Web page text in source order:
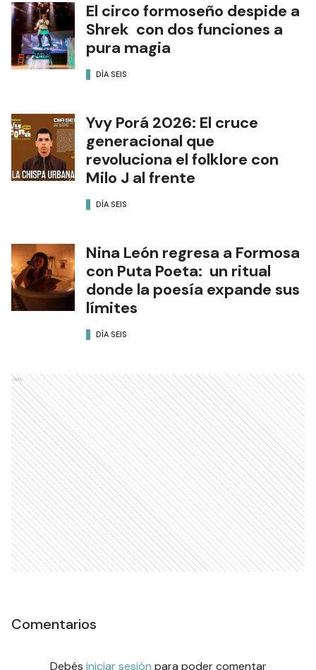
El circo formoseño despide a
Shrek con dos funciones a
pura magia
DÍA SEIS
Yvy Porá 2026: El cruce
generacional que
revoluciona el folklore con
Milo J al frente
DÍA SEIS
Nina León regresa a Formosa
con Puta Poeta: un ritual
donde la poesía expande sus
límites
DÍA SEIS
Ads
Comentarios
Debés iniciar sesión para poder comentar